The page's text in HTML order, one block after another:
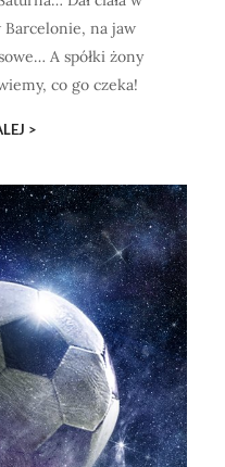
na jaw
A spółki żony
co go czeka!
>